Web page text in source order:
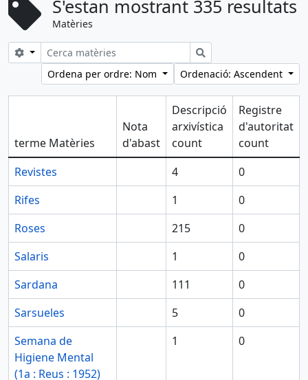
S'estan mostrant 335 resultats
Matèries
Search options
Cerca
Ordena per ordre: Nom
Ordenació: Ascendent
terme Matèries
Nota
d'abast
Descripció
arxivística
count
Registre
d'autoritat
count
Revistes
4
0
Rifes
1
0
Roses
215
0
Salaris
1
0
Sardana
111
0
Sarsueles
5
0
Semana de
Higiene Mental
(1a : Reus : 1952)
1 0